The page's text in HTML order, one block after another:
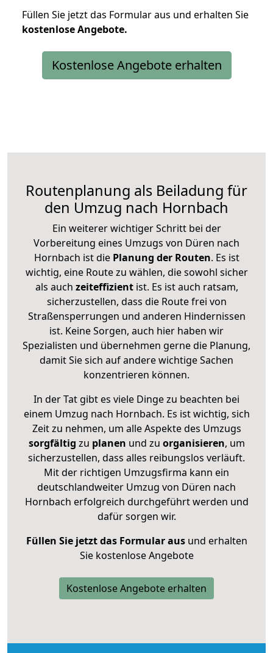
Füllen Sie jetzt das Formular aus und erhalten Sie
kostenloseAngebote.
Kostenlose Angebote erhalten
Routenplanung als Beiladung für
den Umzug nach Hornbach
Ein weiterer wichtiger Schritt bei der
Vorbereitung eines Umzugs von Düren nach
Hornbach ist diePlanung der Routen. Es ist
wichtig, eine Route zu wählen, die sowohl sicher
als auch zeiteffizientist. Es ist auch ratsam,
sicherzustellen, dass die Route frei von
Straßensperrungen und anderen Hindernissen
ist. Keine Sorgen, auch hier haben wir
Spezialisten und übernehmen gerne die Planung,
damit Sie sich auf andere wichtige Sachen
konzentrieren können.
In der Tat gibt es viele Dinge zu beachten bei
einem Umzug nach Hornbach. Es ist wichtig, sich
Zeit zu nehmen, um alle Aspekte des Umzugs
sorgfältig zu planen und zu organisieren, um
sicherzustellen, dass alles reibungslos verläuft.
Mit der richtigen Umzugsfirma kann ein
deutschlandweiter Umzug von Düren nach
Hornbach erfolgreich durchgeführt werden und
dafür sorgen wir.
Füllen Sie jetzt das Formular ausund erhalten
Sie kostenlose Angebote
Kostenlose Angebote erhalten